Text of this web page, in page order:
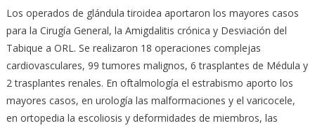
Los operados de glándula tiroidea aportaron los mayores casos
para la Cirugía General, la Amigdalitis crónica y Desviación del
Tabique a ORL. Se realizaron 18 operaciones complejas
cardiovasculares, 99 tumores malignos, 6 trasplantes de Médula y
2 trasplantes renales. En oftalmología el estrabismo aporto los
mayores casos, en urología las malformaciones y el varicocele,
en ortopedia la escoliosis y deformidades de miembros, las